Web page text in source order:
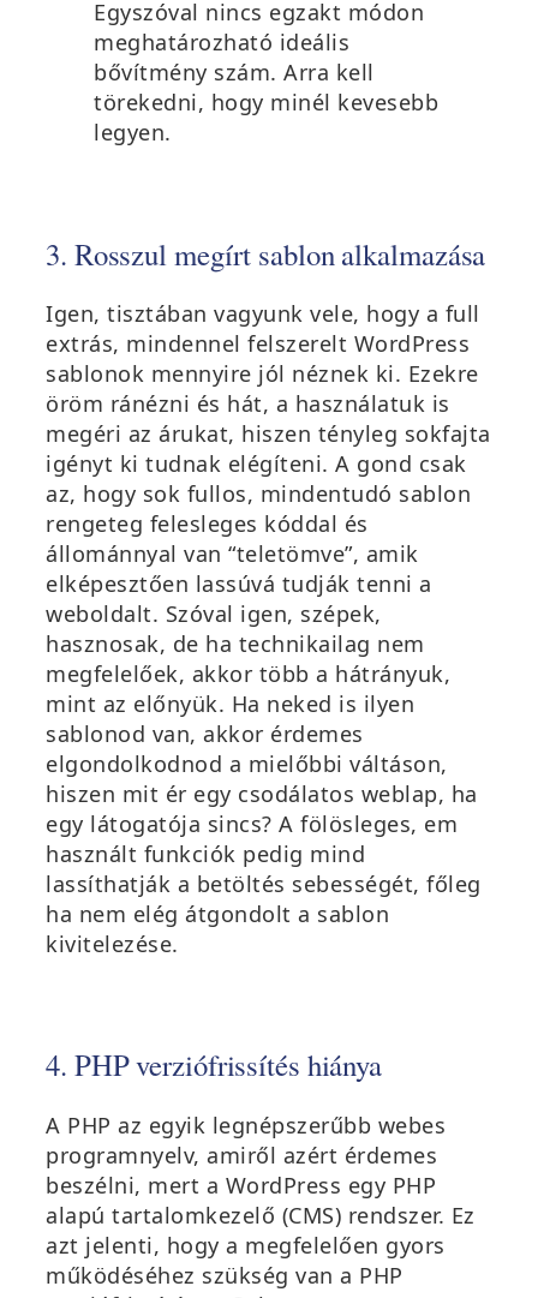
Egyszóval nincs egzakt módon
meghatározható ideális
bővítmény szám. Arra kell
törekedni, hogy minél kevesebb
legyen.
3. Rosszul megírt sablon alkalmazása
Igen, tisztában vagyunk vele, hogy a full
extrás, mindennel felszerelt WordPress
sablonok mennyire jól néznek ki. Ezekre
öröm ránézni és hát, a használatuk is
megéri az árukat, hiszen tényleg sokfajta
igényt ki tudnak elégíteni. A gond csak
az, hogy sok fullos, mindentudó sablon
rengeteg felesleges kóddal és
állománnyal van “teletömve”, amik
elképesztően lassúvá tudják tenni a
weboldalt. Szóval igen, szépek,
hasznosak, de ha technikailag nem
megfelelőek, akkor több a hátrányuk,
mint az előnyük. Ha neked is ilyen
sablonod van, akkor érdemes
elgondolkodnod a mielőbbi váltáson,
hiszen mit ér egy csodálatos weblap, ha
egy látogatója sincs? A fölösleges, em
használt funkciók pedig mind
lassíthatják a betöltés sebességét, főleg
ha nem elég átgondolt a sablon
kivitelezése.
4. PHP verziófrissítés hiánya
A PHP az egyik legnépszerűbb webes
programnyelv, amiről azért érdemes
beszélni, mert a WordPress egy PHP
alapú tartalomkezelő (CMS) rendszer. Ez
azt jelenti, hogy a megfelelően gyors
működéséhez szükség van a PHP